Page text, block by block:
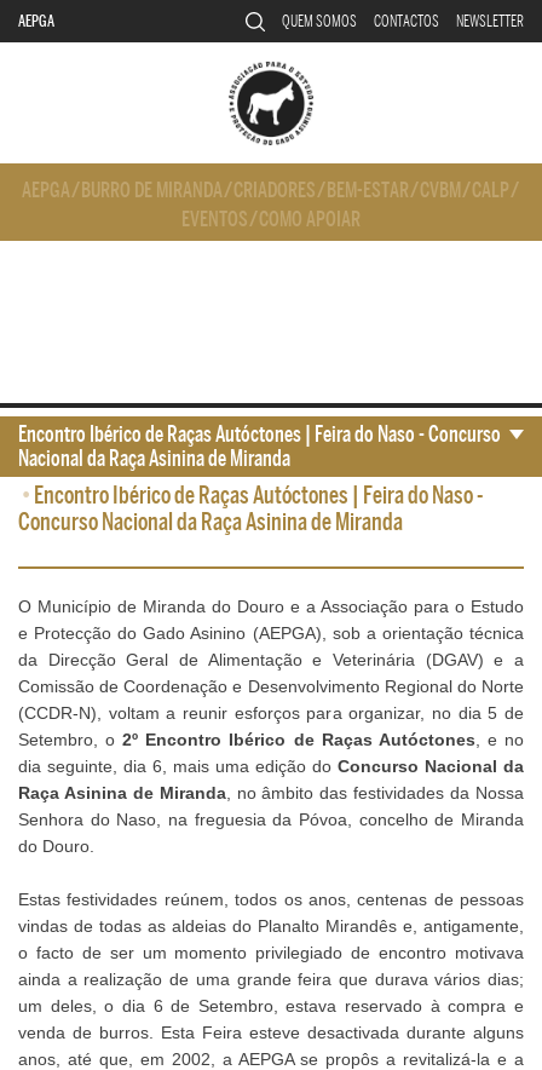
AEPGA QUEM SOMOS CONTACTOS NEWSLETTER
AEPGA/ BURRO DE MIRANDA/CRIADORES/ BEM-ESTAR/CVBM/CALP/
EVENTOS/COMO APOIAR
• Encontro Ibérico de Raças Autóctones | Feira do Naso -
Concurso Nacional da Raça Asinina de Miranda
O Município de Miranda do Douro e a Associação para o Estudo
e Protecção do Gado Asinino (AEPGA), sob a orientação técnica
da Direcção Geral de Alimentação e Veterinária (DGAV) e a
Comissão de Coordenação e Desenvolvimento Regional do Norte
(CCDR-N), voltam a reunir esforços para organizar, no dia 5 de
Setembro, o2º Encontro Ibérico de Raças Autóctones , e no
dia seguinte, dia 6, mais uma edição do Concurso Nacional da
Raça Asinina de Miranda, no âmbito das festividades da Nossa
Senhora do Naso, na freguesia da Póvoa, concelho de Miranda
do Douro.
Estas festividades reúnem, todos os anos, centenas de pessoas
vindas de todas as aldeias do Planalto Mirandês e, antigamente,
o facto de ser um momento privilegiado de encontro motivava
ainda a realização de uma grande feira que durava vários dias;
um deles, o dia 6 de Setembro, estava reservado à compra e
venda de burros. Esta Feira esteve desactivada durante alguns
anos, até que, em 2002, a AEPGA se propôs a revitalizá-la e a
Encontro Ibérico de Raças Autóctones | Feira do Naso - Concurso
Nacional da Raça Asinina de Miranda